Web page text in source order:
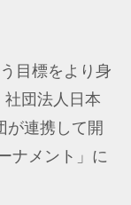
目標をより身
団法人日本
が連携して開
ナメント」に